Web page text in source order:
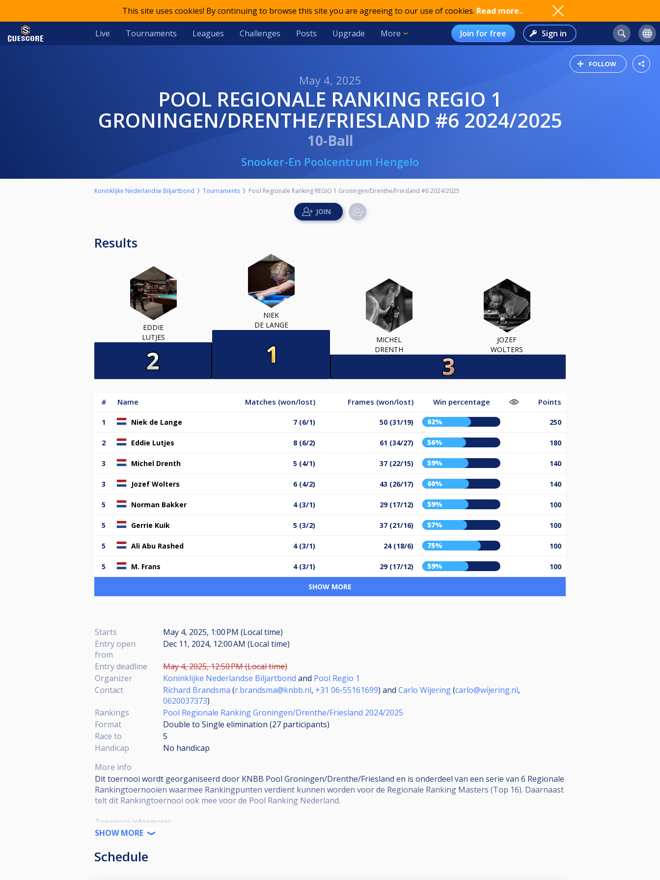
This site uses cookies! By continuing to browse this site you are agreeing to our use of cookies. Read more..
Live Tournaments Leagues Challenges Posts Upgrade More Join for free Sign in
FOLLOW
May 4, 2025
POOL REGIONALE RANKING REGIO 1
GRONINGEN/DRENTHE/FRIESLAND #6 2024/2025
10-Ball
Snooker-En Poolcentrum Hengelo
Koninklijke Nederlandse Biljartbond Tournaments Pool Regionale Ranking REGIO 1 Groningen/Drenthe/Friesland #6 2024/2025
Results
EDDIE
LUTJES
NIEK
DE LANGE
MICHEL
DRENTH
JOZEF
WOLTERS
# Name Matches (won/lost) Frames (won/lost) Win percentage Points
1 Niek de Lange 7 (6/1) 50 (31/19) 62% 250
2 Eddie Lutjes 8 (6/2) 61 (34/27) 56% 180
3 Michel Drenth 5 (4/1) 37 (22/15) 59% 140
3 Jozef Wolters 6 (4/2) 43 (26/17) 60% 140
5 Norman Bakker 4 (3/1) 29 (17/12) 59% 100
5 Gerrie Kuik 5 (3/2) 37 (21/16) 57% 100
5 Ali Abu Rashed 4 (3/1) 24 (18/6) 75% 100
5 M. Frans 4 (3/1) 29 (17/12) 59% 100
SHOW MORE
Starts
May 4, 2025, 1:00 PM (Local time)
Entry open
from
Dec 11, 2024, 12:00 AM (Local time)
Entry deadline
May 4, 2025, 12:50 PM (Local time)
Organizer
Koninklijke Nederlandse Biljartbond and Pool Regio 1
Contact
Richard Brandsma (r.brandsma@knbb.nl, +31 06-55161699) and Carlo Wijering(carlo@wijering.nl,
0620037373)
Rankings
Pool Regionale Ranking Groningen/Drenthe/Friesland 2024/2025
Format
Double to Single elimination (27 participants)
Race to
5
Handicap
No handicap
More info
Dit toernooi wordt georganiseerd door KNBB Pool Groningen/Drenthe/Friesland en is onderdeel van een serie van 6 Regionale
Rankingtoernooien waarmee Rankingpunten verdient kunnen worden voor de Regionale Ranking Masters (Top 16). Daarnaast
telt dit Rankingtoernooi ook mee voor de Pool Ranking Nederland.
Toernooi informatie:
•KNBB reglement van toepassing
•Open voor alle niveaus
SHOW MORE
Schedule